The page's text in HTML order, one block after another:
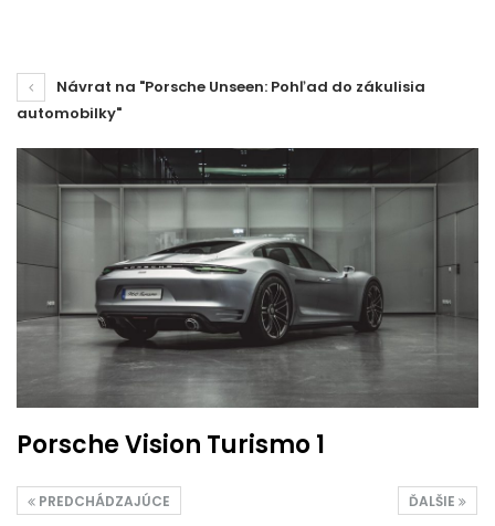
Návrat na "Porsche Unseen: Pohľad do zákulisia
automobilky"
Porsche Vision Turismo 1
ĎALŠIE
PREDCHÁDZAJÚCE